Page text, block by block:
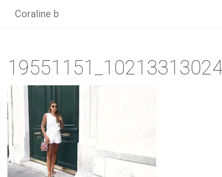
Coraline b